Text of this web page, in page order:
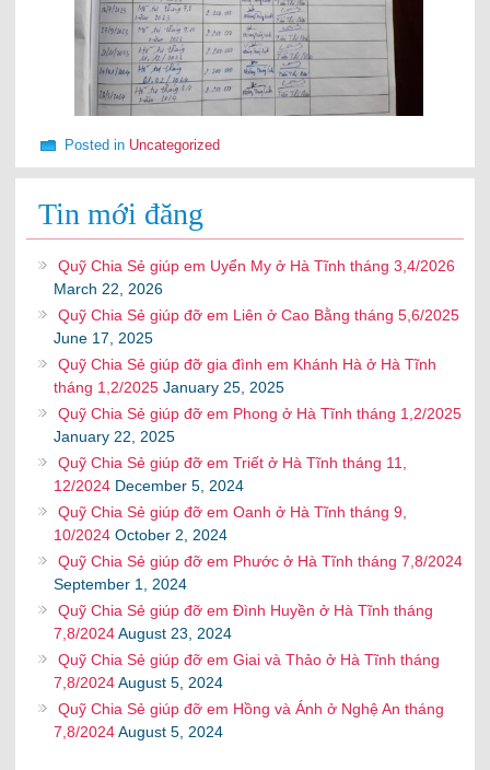
Posted in Uncategorized
Tin mới đăng
Quỹ Chia Sẻ giúp em Uyển My ở Hà Tĩnh tháng 3,4/2026
March 22, 2026
Quỹ Chia Sẻ giúp đỡ em Liên ở Cao Bằng tháng 5,6/2025
June 17, 2025
Quỹ Chia Sẻ giúp đỡ gia đình em Khánh Hà ở Hà Tĩnh
tháng 1,2/2025 January 25, 2025
Quỹ Chia Sẻ giúp đỡ em Phong ở Hà Tĩnh tháng 1,2/2025
January 22, 2025
Quỹ Chia Sẻ giúp đỡ em Triết ở Hà Tĩnh tháng 11,
12/2024 December 5, 2024
Quỹ Chia Sẻ giúp đỡ em Oanh ở Hà Tĩnh tháng 9,
10/2024 October 2, 2024
Quỹ Chia Sẻ giúp đỡ em Phước ở Hà Tĩnh tháng 7,8/2024
September 1, 2024
Quỹ Chia Sẻ giúp đỡ em Đình Huyền ở Hà Tĩnh tháng
7,8/2024 August 23, 2024
Quỹ Chia Sẻ giúp đỡ em Giai và Thảo ở Hà Tĩnh tháng
7,8/2024 August 5, 2024
Quỹ Chia Sẻ giúp đỡ em Hồng và Ánh ở Nghệ An tháng
7,8/2024 August 5, 2024